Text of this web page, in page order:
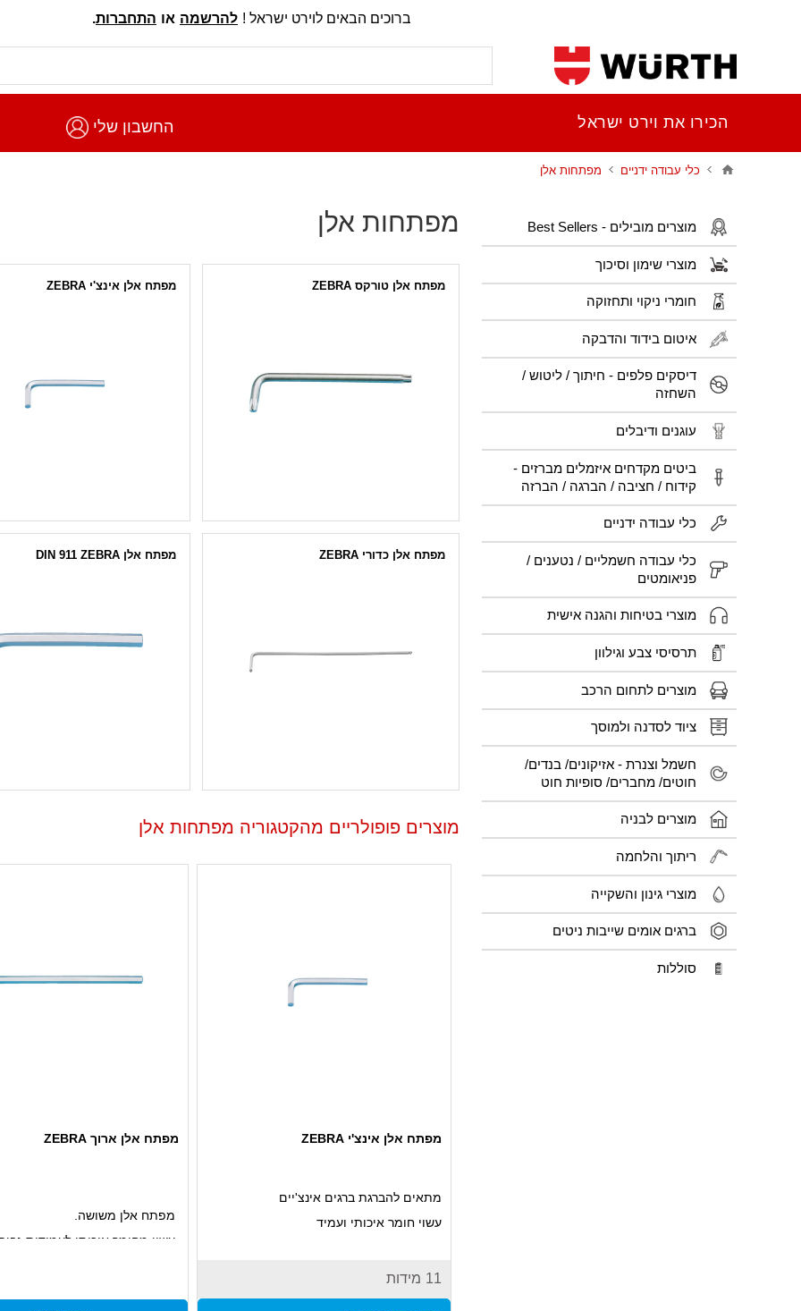
ברוכים הבאים לוירט ישראל ! להרשמה או התחברות.
מוצרים מובילים - Best Sellers
מוצרי שימון וסיכוך
חומרי ניקוי ותחזוקה
איטום בידוד והדבקה
דיסקים פלפים - חיתוך / ליטוש /
השחזה
עוגנים ודיבלים
ביטים מקדחים איזמלים מברזים -
קידוח / חציבה / הברגה / הברזה
כלי עבודה ידניים
כלי עבודה חשמליים / נטענים /
פניאומטים
מוצרי בטיחות והגנה אישית
תרסיסי צבע וגילוון
מוצרים לתחום הרכב
ציוד לסדנה ולמוסך
חשמל וצנרת - אזיקונים/ בנדים/
חוטים/ מחברים/ סופיות חוט
מוצרים לבניה
ריתוך והלחמה
מוצרי גינון והשקייה
ברגים אומים שייבות ניטים
סוללות
הכירו את וירט ישראל החשבון שלי
כלי עבודה ידניים מפתחות אלן
מפתחות אלן
מפתח אלן טורקס ZEBRA מפתח אלן אינצ'י ZEBRA
מפתח אלן כדורי ZEBRA מפתח אלן DIN 911 ZEBRA
מוצרים פופולריים מהקטגוריה מפתחות אלן
מפתח אלן אינצ'י ZEBRA
מתאים להברגת ברגים אינצ'יים
עשוי חומר איכותי ועמיד
מתאים לעבודות תחזוקה, תיקונים ופרויקטים
מקצועיים
11 מידות
מפתח אלן ארוך ZEBRA
מפתח אלן משושה.
עשוי מחומר איכותי לעמידות